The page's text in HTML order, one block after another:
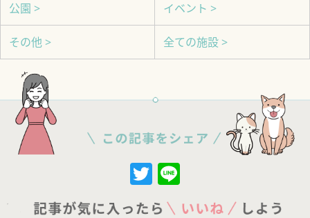
公園 > イベント >
その他 > 全ての施設 >
Twitter